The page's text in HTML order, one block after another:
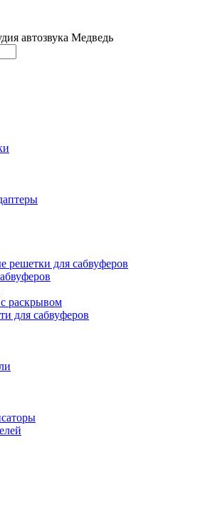
автозвука Медведь
решетки для сабвуферов
раскрывом
для сабвуферов